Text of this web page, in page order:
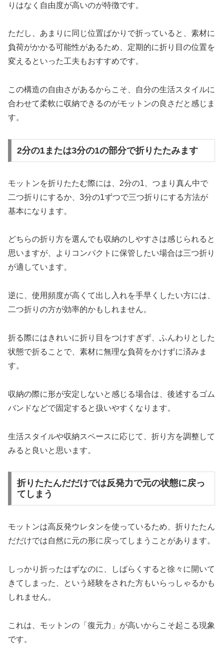
りはなく自由度が高いのが特徴です。
ただし、あまりに同じ位置ばかりで折っていると、素材に
負荷がかかる可能性があるため、定期的に折り目の位置を
変えるといった工夫もおすすめです。
この構造の自由さがあるからこそ、自分の生活スタイルに
合わせて柔軟に収納できるのがモットンの良さだと感じま
す。
2分の1または3分の1の部分で折りたたみます
モットンを折りたたむ際には、2分の1、つまり真ん中で
二つ折りにするか、3分の1ずつで三つ折りにする方法が
基本になります。
どちらの折り方を選んでも収納のしやすさは感じられると
思いますが、よりコンパクトに保管したい場合は三つ折り
が適しています。
逆に、使用頻度が高くて出し入れを手早くしたい方には、
二つ折りの方が効率的かもしれません。
折る際にはきれいに折り目をつけすぎず、ふんわりとした
状態で折ることで、素材に無理な負荷をかけずに済みま
す。
収納の際に形が安定しないと感じる場合は、後述するゴム
バンドなどで固定すると扱いやすくなります。
生活スタイルや収納スペースに応じて、折り方を調整して
みると良いと思います。
折りたたんだだけでは反発力で元の状態に戻っ
てしまう
モットンは高反発ウレタンを使っているため、折りたたん
だだけでは自然に元の形に戻ってしまうことがあります。
しっかり折ったはずなのに、しばらくすると徐々に開いて
きてしまった、という経験をされた方もいらっしゃるかも
しれません。
これは、モットンの「復元力」が高いからこそ起こる現象
です。